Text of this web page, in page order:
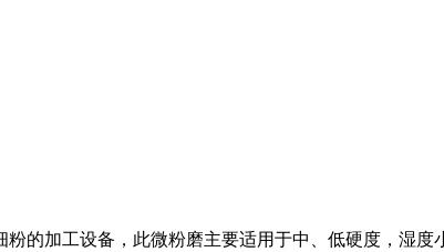
的加工设备，此微粉磨主要适用于中、低硬度，湿